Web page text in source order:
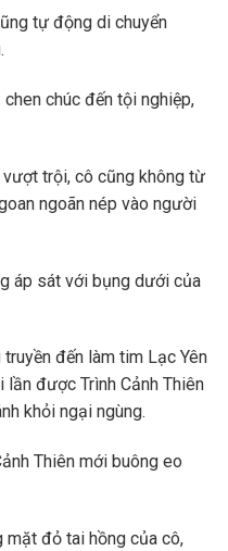
tự động di chuyển
chúc đến tội nghiệp,
trội, cô cũng không từ
ngoãn nép vào người
áp sát với bụng dưới của
đến làm tim Lạc Yên
được Trình Cảnh Thiên
khỏi ngại ngùng.
Thiên mới buông eo
mặt đỏ tai hồng của cô,